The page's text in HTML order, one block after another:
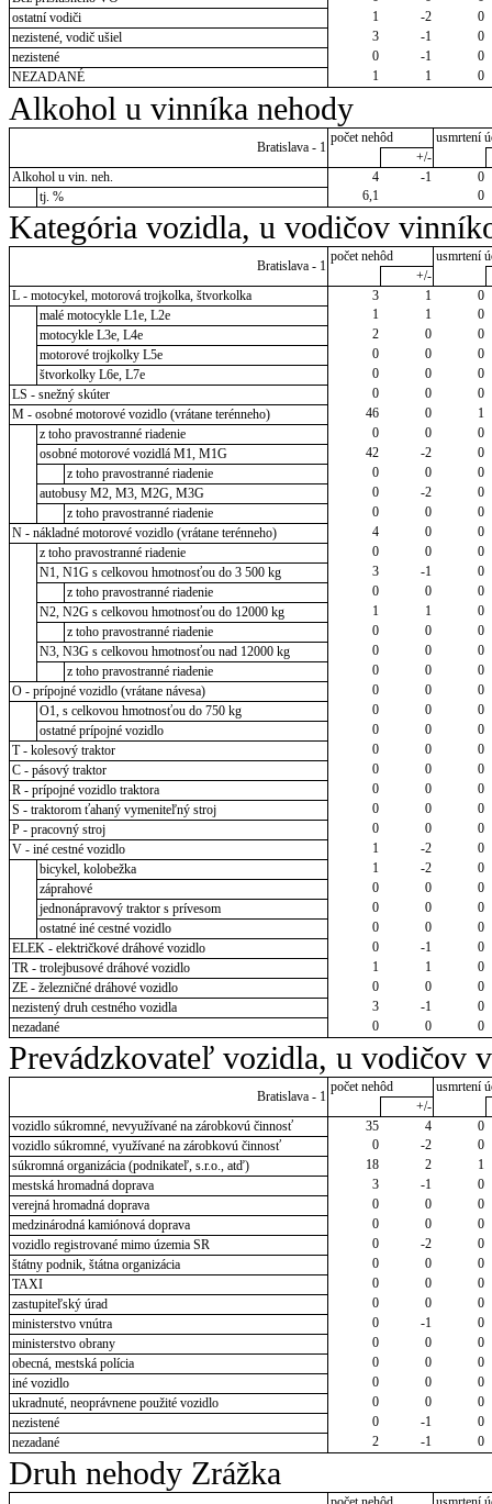
ostatní vodiči
1 -2
0
nezistené, vodič ušiel
3 -1
0
nezistené
0 -1
0
NEZADANÉ
1 1 0
Alkohol u vinníka nehody
Bratislava - 1
počet nehôd
usmrtení
+/-
Alkohol u vin. neh.
4 -1
0
tj. %
6,1 0
Kategória vozidla, u vodičov
Bratislava - 1
počet nehôd
usmrtení
+/-
L - motocykel, motorová trojkolka, štvorkolka
3 1
0
malé motocykle L1e, L2e
1 1
0
motocykle L3e, L4e
2 0
0
motorové trojkolky L5e
0 0
0
štvorkolky L6e, L7e
0 0
0
LS - snežný skúter
0 0
0
M - osobné motorové vozidlo (vrátane terénneho)
46 0
1
z toho pravostranné riadenie
0 0
0
osobné motorové vozidlá M1, M1G
42 -2
0
z toho pravostranné riadenie
0 0
0
autobusy M2, M3, M2G, M3G
0 -2
0
z toho pravostranné riadenie
0 0
0
N - nákladné motorové vozidlo (vrátane terénneho)
4 0
0
z toho pravostranné riadenie
0 0
0
N1, N1G s celkovou hmotnosťou do 3 500 kg
3 -1
0
z toho pravostranné riadenie
0 0
0
N2, N2G s celkovou hmotnosťou do 12000 kg
1 1
0
z toho pravostranné riadenie
0 0
0
N3, N3G s celkovou hmotnosťou nad 12000 kg
0 0
0
z toho pravostranné riadenie
0 0
0
O - prípojné vozidlo (vrátane návesa)
0 0
0
O1, s celkovou hmotnosťou do 750 kg
0 0
0
ostatné prípojné vozidlo
0 0
0
T - kolesový traktor
0 0
0
C - pásový traktor
0 0
0
R - prípojné vozidlo traktora
0 0
0
S - traktorom ťahaný vymeniteľný stroj
0 0
0
P - pracovný stroj
0 0
0
V - iné cestné vozidlo
1 -2
0
bicykel, kolobežka
1 -2
0
záprahové
0 0
0
jednonápravový traktor s prívesom
0 0
0
ostatné iné cestné vozidlo
0 0
0
ELEK - električkové dráhové vozidlo
0 -1
0
TR - trolejbusové dráhové vozidlo
1 1
0
ZE - železničné dráhové vozidlo
0 0
0
nezistený druh cestného vozidla
3 -1
0
nezadané
0 0 0
Prevádzkovateľ vozidla, u vodičov
Bratislava - 1
počet nehôd
usmrtení
+/-
vozidlo súkromné, nevyužívané na zárobkovú činnosť
35 4
0
vozidlo súkromné, využívané na zárobkovú činnosť
0 -2
0
súkromná organizácia (podnikateľ, s.r.o., atď)
18 2
1
mestská hromadná doprava
3 -1
0
verejná hromadná doprava
0 0
0
medzinárodná kamiónová doprava
0 0
0
vozidlo registrované mimo územia SR
0 -2
0
štátny podnik, štátna organizácia
0 0
0
TAXI
0 0
0
zastupiteľský úrad
0 0
0
ministerstvo vnútra
0 -1
0
ministerstvo obrany
0 0
0
obecná, mestská polícia
0 0
0
iné vozidlo
0 0
0
ukradnuté, neoprávnene použité vozidlo
0 0
0
nezistené
0 -1
0
nezadané
2 -1 0
Druh nehody Zrážka